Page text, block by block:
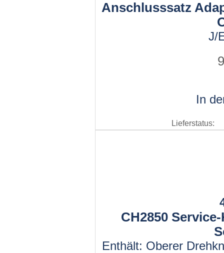
Anschlusssatz
J/
In
Lieferstatus:
CH2850
Enthält: Oberer